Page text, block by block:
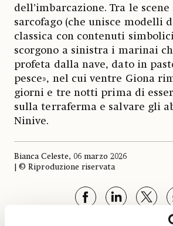
dell’imbarcazione. Tra le
sarcofago (che unisce modelli
classica con contenuti
scorgono a sinistra i marinai
profeta dalla nave, dato in
pesce», nel cui ventre Giona
giorni e tre notti prima di
sulla terraferma e salvare gli
Ninive.
Bianca Celeste, 06 marzo 2026
| © Riproduzione riservata